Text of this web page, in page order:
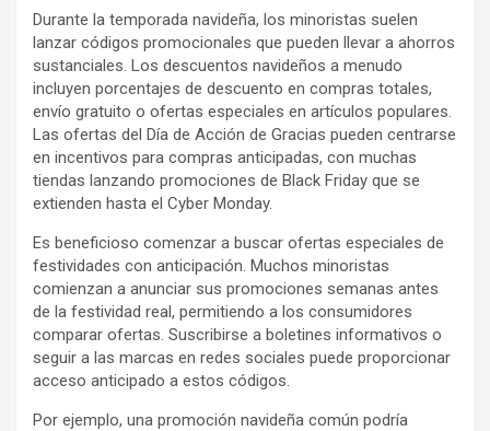
Durante la temporada navideña, los minoristas suelen
lanzar códigos promocionales que pueden llevar a ahorros
sustanciales. Los descuentos navideños a menudo
incluyen porcentajes de descuento en compras totales,
envío gratuito o ofertas especiales en artículos populares.
Las ofertas del Día de Acción de Gracias pueden centrarse
en incentivos para compras anticipadas, con muchas
tiendas lanzando promociones de Black Friday que se
extienden hasta el Cyber Monday.
Es beneficioso comenzar a buscar ofertas especiales de
festividades con anticipación. Muchos minoristas
comienzan a anunciar sus promociones semanas antes
de la festividad real, permitiendo a los consumidores
comparar ofertas. Suscribirse a boletines informativos o
seguir a las marcas en redes sociales puede proporcionar
acceso anticipado a estos códigos.
Por ejemplo, una promoción navideña común podría